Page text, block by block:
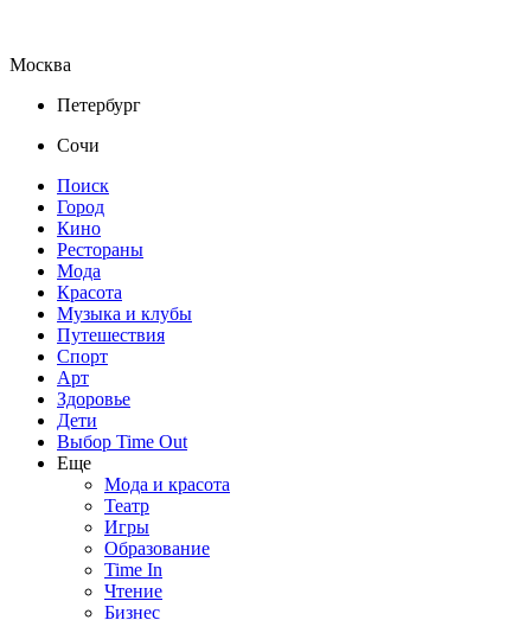
Москва
Петербург
Сочи
Поиск
Город
Кино
Рестораны
Мода
Красота
Музыка и клубы
Путешествия
Спорт
Арт
Здоровье
Дети
Выбор Time Out
Еще
Мода и красота
Театр
Игры
Образование
Time In
Чтение
Бизнес